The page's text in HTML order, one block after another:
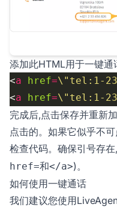
添加此HTML用于一键通
<a href=\"tel:1-
<a href=\"tel:1-
完成后,点击保存并重新
点击的。如果它似乎不
检查代码。确保引号存
href=和</a>)。
如何使用一键通话
我们建议您使用